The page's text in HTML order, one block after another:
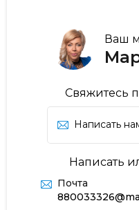
Ваш
Свяжитесь
Написать
Написать
Почта